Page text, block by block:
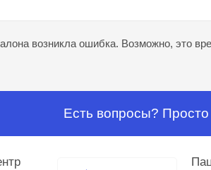
возникла ошибка. Возможно, это
Есть вопросы?